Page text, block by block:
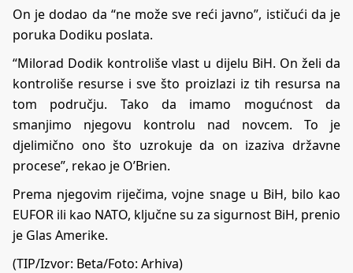
On je dodao da “ne može sve reći javno”, ističući da je
poruka Dodiku poslata.
“Milorad Dodik kontroliše vlast u dijelu BiH. On želi da
kontroliše resurse i sve što proizlazi iz tih resursa na
tom području. Tako da imamo mogućnost da
smanjimo njegovu kontrolu nad novcem. To je
djelimično ono što uzrokuje da on izaziva državne
procese”, rekao je O’Brien.
Prema njegovim riječima, vojne snage u BiH, bilo kao
EUFOR ili kao NATO, ključne su za sigurnost BiH, prenio
je Glas Amerike.
(TIP/Izvor: Beta/Foto: Arhiva)